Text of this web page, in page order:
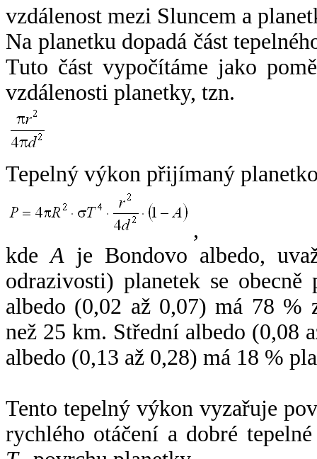
vzdálenost mezi Sluncem a
Na planetku dopadá část
Tuto část vypočítáme jako
vzdálenosti planetky, tzn.
Tepelný výkon přijímaný
,
kdeA je Bondovo albedo,
odrazivosti) planetek se
albedo (0,02 až 0,07) má 78 %
než 25 km. Střední albedo (0,08
albedo (0,13 až 0,28) má 18 %
Tento tepelný výkon vyzařuje
rychlého otáčení a dobré